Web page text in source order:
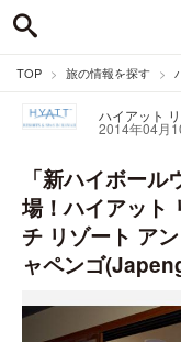
TOP 旅の情報を探す
ハイアット
2014年04月
「新ハイボー
場！ハイアット
チ リゾート ア
ャペンゴ